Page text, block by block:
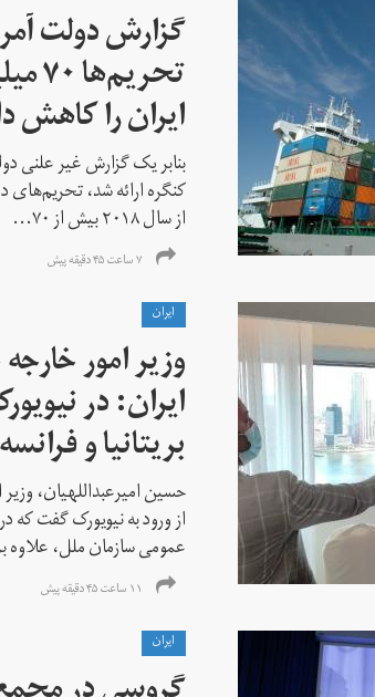
گزارش دولت
ایران را کاهش
بنابر یک گزارش غیر علنی
کنگره ارائه شد،
از سال ۲۰۱۸ بیش از ۷۰...
۷ ساعت ۴۵ دقیقه پیش
ايران
وزیر امور
ایران: در
بریتانیا و
حسین امیرعبداللهیان،
از ورود به نیویورک گفت
عمومی سازمان ملل، علاوه
۱۱ ساعت ۴۵ دقیقه پیش
ايران